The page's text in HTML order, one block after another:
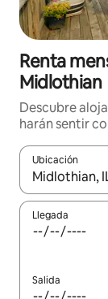
Renta
Midlothian
Descubre
harán sentir
Ubicación
Cuando los
Llegada
Salida